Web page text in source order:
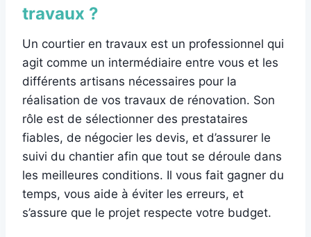
travaux ?
Un courtier en travaux est un professionnel qui
agit comme un intermédiaire entre vous et les
différents artisans nécessaires pour la
réalisation de vos travaux de rénovation. Son
rôle est de sélectionner des prestataires
fiables, de négocier les devis, et d’assurer le
suivi du chantier afin que tout se déroule dans
les meilleures conditions. Il vous fait gagner du
temps, vous aide à éviter les erreurs, et
s’assure que le projet respecte votre budget.